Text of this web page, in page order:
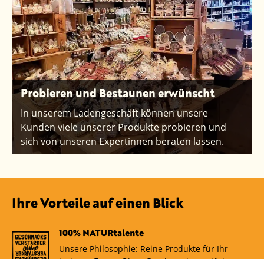
Probieren und Bestaunen erwünscht
In unserem Ladengeschäft können unsere
Kunden viele unserer Produkte probieren und
sich von unseren Expertinnen beraten lassen.
Ihre Vorteile auf einen Blick
100% NATURtalente
Unsere Philosophie: Reine Produkte für Ihr